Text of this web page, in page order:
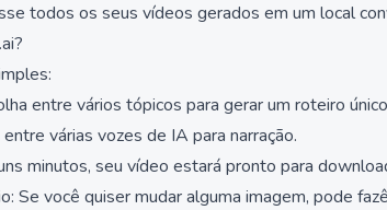
todos os seus vídeos gerados em um local
entre vários tópicos para gerar um roteiro
várias vozes de IA para narração.
minutos, seu vídeo estará pronto para
Se você quiser mudar alguma imagem, pode